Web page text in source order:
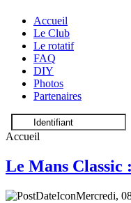
Accueil
Le Club
Le rotatif
FAQ
DIY
Photos
Partenaires
Accueil
Le Mans Classic
Mercredi,